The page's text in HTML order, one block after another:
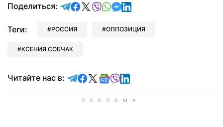
Поделиться: отправить в Telegram
поделиться в Facebook
поделиться в X
отправить в Viber
отправить в Whatsapp
отправить в Messenger
отправить в LinkedIn
Теги: РОССИЯ ОППОЗИЦИЯ
КСЕНИЯ СОБЧАК
Читайте нас в: Читайте в Telegram
Читайте в Facebook
Читайте в X
Читайте в Google news
Читайте в Viber
Читайте в LinkedIn